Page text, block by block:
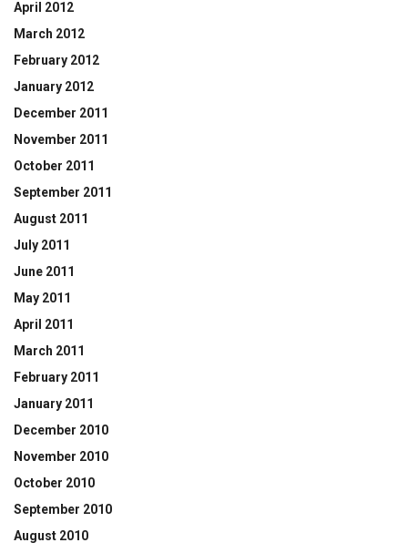
April 2012
March 2012
February 2012
January 2012
December 2011
November 2011
October 2011
September 2011
August 2011
July 2011
June 2011
May 2011
April 2011
March 2011
February 2011
January 2011
December 2010
November 2010
October 2010
September 2010
August 2010